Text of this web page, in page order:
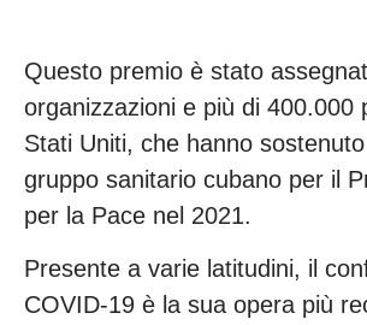
Questo premio è stato
organizzazioni e più di 400.000
Stati Uniti, che hanno
gruppo sanitario cubano per il
per la Pace nel 2021.
Presente a varie latitudini, il
COVID-19 è la sua opera più